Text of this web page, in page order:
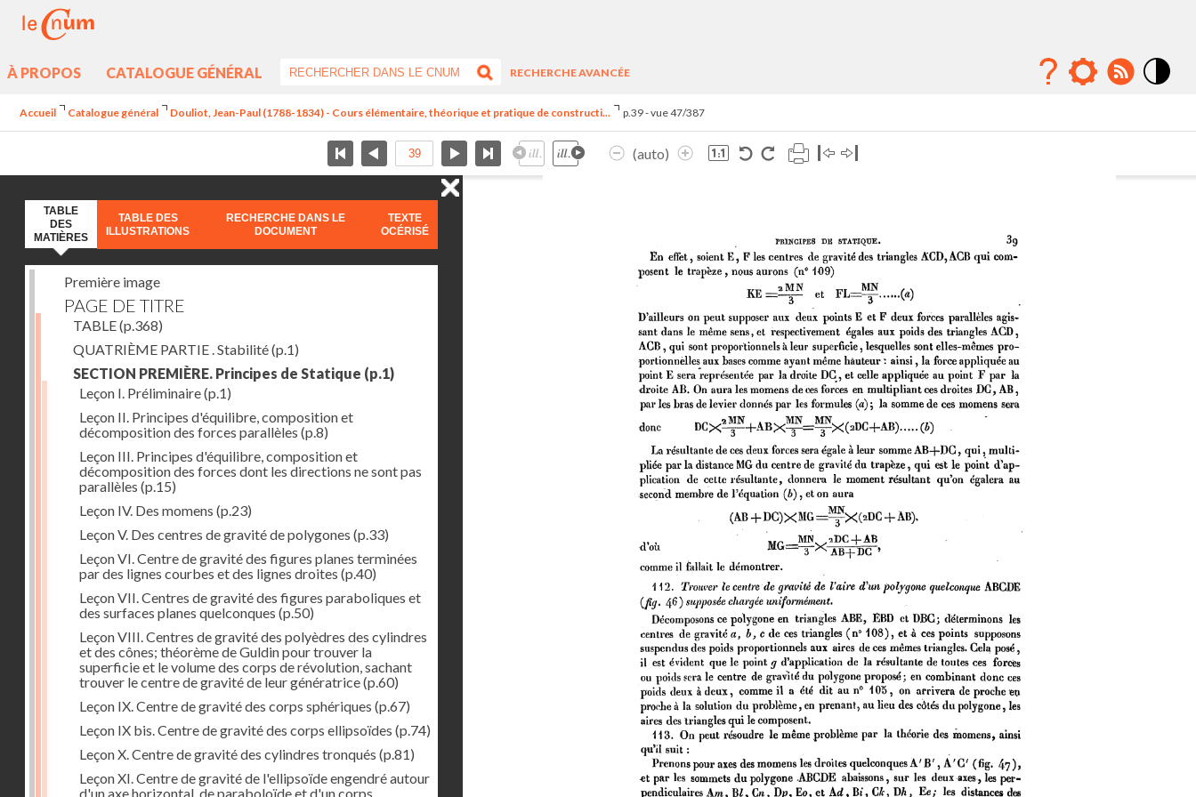
À PROPOS CATALOGUE GÉNÉRAL
RECHERCHE AVANCÉE
Accueil Catalogue général Douliot, Jean-Paul (1788-1834) - Cours élémentaire, théorique et pratique de constructi... p.39 - vue 47/387
(auto)
TABLE
DES
MATIÈRES
TABLE DES
ILLUSTRATIONS
RECHERCHE DANS LE
DOCUMENT
TEXTE
OCÉRISÉ
Première image
PAGE DE TITRE
TABLE(p.368)
QUATRIÈME PARTIE . Stabilité(p.1)
SECTION PREMIÈRE. Principes de Statique (p.1)
Leçon I. Préliminaire(p.1)
Leçon II. Principes d'équilibre, composition et
décomposition des forces parallèles (p.8)
Leçon III. Principes d'équilibre, composition et
décomposition des forces dont les directions ne sont pas
parallèles (p.15)
Leçon IV. Des momens (p.23)
Leçon V. Des centres de gravité de polygones (p.33)
Leçon VI. Centre de gravité des figures planes terminées
par des lignes courbes et des lignes droites (p.40)
Leçon VII. Centres de gravité des figures paraboliques et
des surfaces planes quelconques (p.50)
Leçon VIII. Centres de gravité des polyèdres des cylindres
et des cônes; théorème de Guldin pour trouver la
superficie et le volume des corps de révolution, sachant
trouver le centre de gravité de leur génératrice(p.60)
Leçon IX. Centre de gravité des corps sphériques (p.67)
Leçon IX bis. Centre de gravité des corps ellipsoïdes (p.74)
Leçon X. Centre de gravité des cylindres tronqués (p.81)
Leçon XI. Centre de gravité de l'ellipsoïde engendré autour
d'un axe horizontal, de paraboloïde et d'un corps